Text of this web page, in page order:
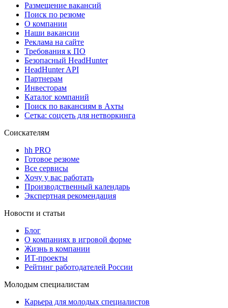
Размещение вакансий
Поиск по резюме
О компании
Наши вакансии
Реклама на сайте
Требования к ПО
Безопасный HeadHunter
HeadHunter API
Партнерам
Инвесторам
Каталог компаний
Поиск по вакансиям в Ахты
Сетка: соцсеть для нетворкинга
Соискателям
hh PRO
Готовое резюме
Все сервисы
Хочу у вас работать
Производственный календарь
Экспертная рекомендация
Новости и статьи
Блог
О компаниях в игровой форме
Жизнь в компании
ИТ-проекты
Рейтинг работодателей России
Молодым специалистам
Карьера для молодых специалистов